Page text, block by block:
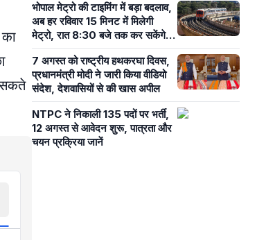
सकते
भोपाल मेट्रो की टाइमिंग में बड़ा बदलाव,
अब हर रविवार 15 मिनट में मिलेगी
मेट्रो, रात 8:30 बजे तक कर सकेंगे
सफर
7 अगस्त को राष्ट्रीय हथकरघा दिवस,
प्रधानमंत्री मोदी ने जारी किया वीडियो
संदेश, देशवासियों से की खास अपील
NTPC ने निकाली 135 पदों पर भर्ती,
12 अगस्त से आवेदन शुरू, पात्रता और
चयन प्रक्रिया जानें